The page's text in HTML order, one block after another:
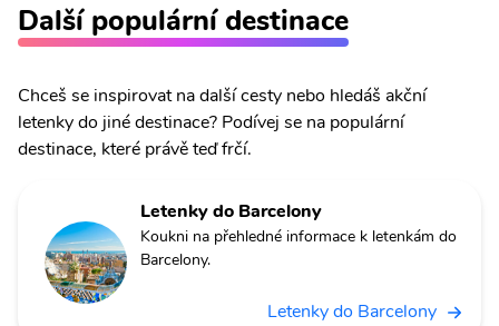
Další populární destinace
Chceš se inspirovat na další cesty nebo hledáš akční
letenky do jiné destinace? Podívej se na populární
destinace, které právě teď frčí.
Letenky do Barcelony
Koukni na přehledné informace k letenkám do
Barcelony.
Letenky do Barcelony